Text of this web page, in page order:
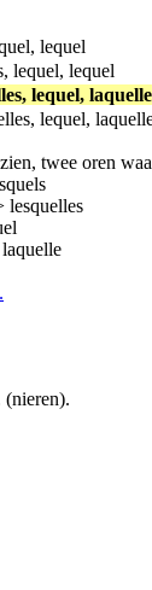
lequel
lequel, lequel
lequel, laquelle
lequel,
twee oren
lesquelles
(nieren).